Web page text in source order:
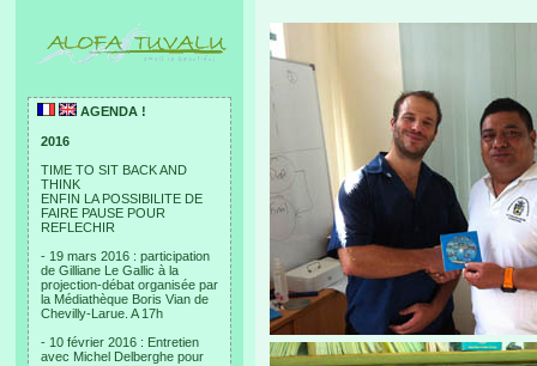
AGENDA !
2016
TIME TO SIT BACK AND
THINK
ENFIN LA POSSIBILITE DE
FAIRE PAUSE POUR
REFLECHIR
- 19 mars 2016 : participation
de Gilliane Le Gallic à la
projection-débat organisée par
la Médiathèque Boris Vian de
Chevilly-Larue. A 17h
- 10 février 2016 : Entretien
avec Michel Delberghe pour